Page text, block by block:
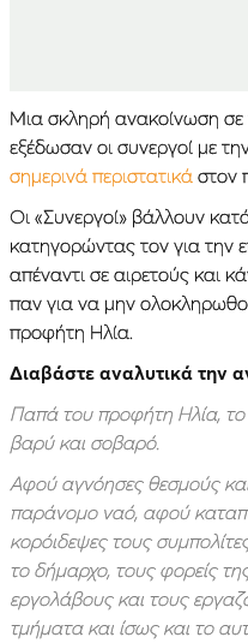
Μια σκληρή ανακοίνωση
εξέδωσαν οι συνεργοί με
σημερινά περιστατικά στον
Οι «Συνεργοί» βάλλουν
κατηγορώντας τον για την
απέναντι σε αιρετούς και
παν για να μην
προφήτη Ηλία.
Διαβάστε αναλυτικά την
Παπά του προφήτη Ηλία, το
βαρύ και σοβαρό.
Αφού αγνόησες θεσμούς
παράνομο ναό, αφού
κορόιδεψες τους
το δήμαρχο, τους φορείς
εργολάβους και τους
τμήματα και ίσως και το